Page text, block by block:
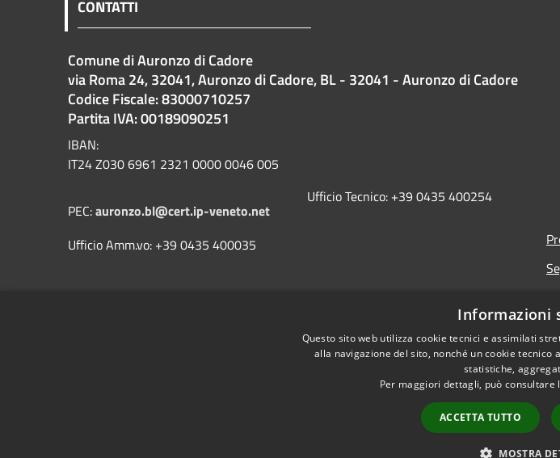
CONTATTI
Comune di Auronzo di Cadore
via Roma 24, 32041, Auronzo di Cadore, BL - 32041 - Auronzo di Cadore
Codice Fiscale: 83000710257
Partita IVA: 00189090251
IBAN:
IT24 Z030 6961 2321 0000 0046 005
PEC:auronzo.bl@cert.ip-veneto.net
Ufficio Amm.vo: +39 0435 400035
Ufficio Tecnico: +39 0435 400254
Informazioni
Questo sito web utilizza cookie tecnici e assimilati
alla navigazione del sito, nonché un cookie
statistiche,
Per maggiori dettagli, può consultare
ACCETTA TUTTO
MOSTRA